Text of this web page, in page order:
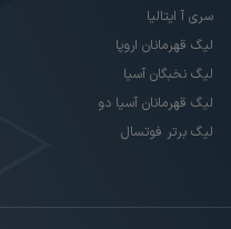
سری آ ایتالیا
لیگ قهرمانان اروپا
لیگ نخبگان آسیا
لیگ قهرمانان آسیا دو
لیگ برتر فوتسال